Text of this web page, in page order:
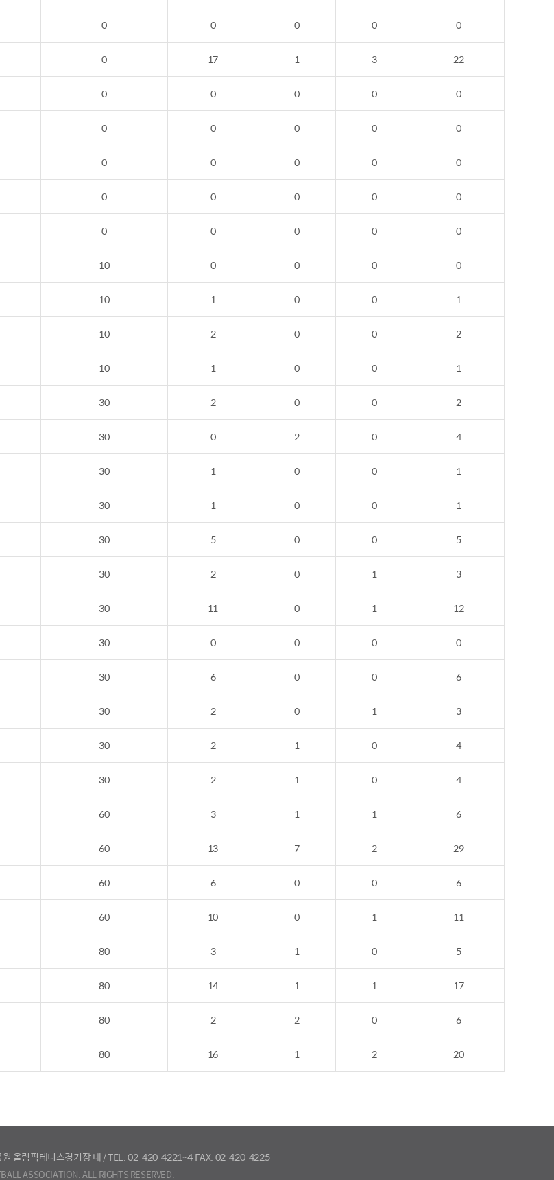
0 0 0 0 0
0 17 1 3 22
0 0 0 0 0
0 0 0 0 0
0 0 0 0 0
0 0 0 0 0
0 0 0 0 0
10 0 0 0 0
10 1 0 0 1
10 2 0 0 2
10 1 0 0 1
30 2 0 0 2
30 0 2 0 4
30 1 0 0 1
30 1 0 0 1
30 5 0 0 5
30 2 0 1 3
30 11 0 1 12
30 0 0 0 0
30 6 0 0 6
30 2 0 1 3
30 2 1 0 4
30 2 1 0 4
60 3 1 1 6
60 13 7 2 29
60 6 0 0 6
60 10 0 1 11
80 3 1 0 5
80 14 1 1 17
80 2 2 0 6
80 16 1 2 20
올림픽테니스경기장 내/TEL. 02-420-4221~4FAX. 02-420-4225
ASSOCIATION. ALL RIGHTS RESERVED.